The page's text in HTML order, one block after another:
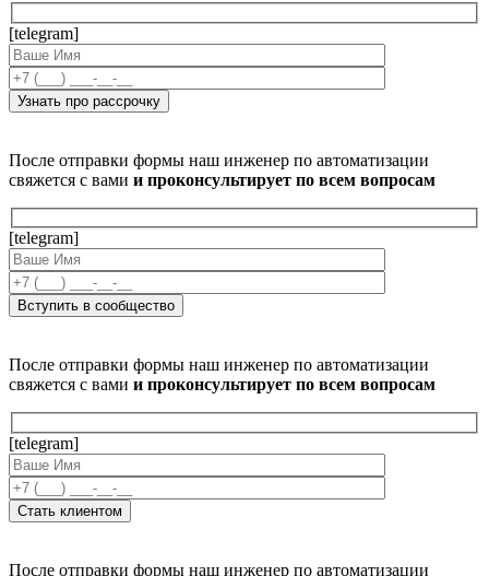
[telegram]
После отправки формы наш инженер по автоматизации
свяжется с вами и проконсультирует по всем вопросам
[telegram]
После отправки формы наш инженер по автоматизации
свяжется с вами и проконсультирует по всем вопросам
[telegram]
После отправки формы наш инженер по автоматизации